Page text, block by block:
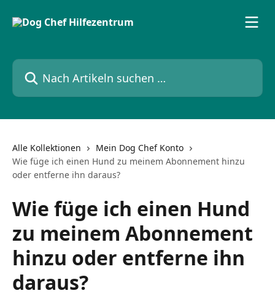
Nach Artikeln suchen …
Alle Kollektionen
Mein Dog Chef Konto
Wie füge ich einen Hund zu meinem Abonnement hinzu
oder entferne ihn daraus?
Wie füge ich einen Hund
zu meinem Abonnement
hinzu oder entferne ihn
daraus?